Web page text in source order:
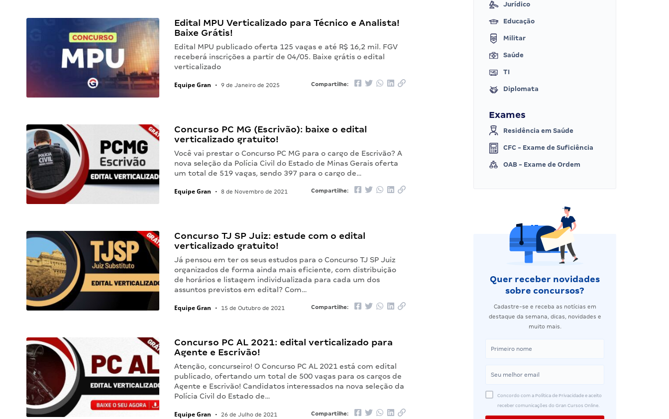
Edital MPU Verticalizado para Técnico e Analista!
Baixe Grátis!
Edital MPU publicado oferta 125 vagas e até R$ 16,2 mil. FGV
receberá inscrições a partir de 04/05. Baixe grátis o edital
verticalizado
Equipe Gran • 9 de Janeiro de 2025 Compartilhe:
Concurso PC MG (Escrivão): baixe o edital
verticalizado gratuito!
Você vai prestar o Concurso PC MG para o cargo de Escrivão? A
nova seleção da Polícia Civil do Estado de Minas Gerais oferta
um total de 519 vagas, sendo 397 para o cargo de…
Equipe Gran • 8 de Novembro de 2021 Compartilhe:
Concurso TJ SP Juiz: estude com o edital
verticalizado gratuito!
Já pensou em ter os seus estudos para o Concurso TJ SP Juiz
organizados de forma ainda mais eficiente, com distribuição
de horários e listagem individualizada para cada um dos
assuntos previstos em edital? Com…
Equipe Gran • 15 de Outubro de 2021 Compartilhe:
Concurso PC AL 2021: edital verticalizado para
Agente e Escrivão!
Atenção, concurseiro! O Concurso PC AL 2021 está com edital
publicado, ofertando um total de 500 vagas para os cargos de
Agente e Escrivão! Candidatos interessados na nova seleção da
Polícia Civil do Estado de…
Equipe Gran • 26 de Julho de 2021 Compartilhe:
Jurídico
Educação
Militar
Saúde
TI
Diplomata
Exames
Residência em Saúde
CFC - Exame de Suficiência
OAB - Exame de Ordem
Quer receber novidades
sobre concursos?
Cadastre-se e receba as notícias em
destaque da semana, dicas, novidades e
muito mais.
Concordo com a Política de Privacidade e aceito
receber comunicações do Gran Cursos Online.